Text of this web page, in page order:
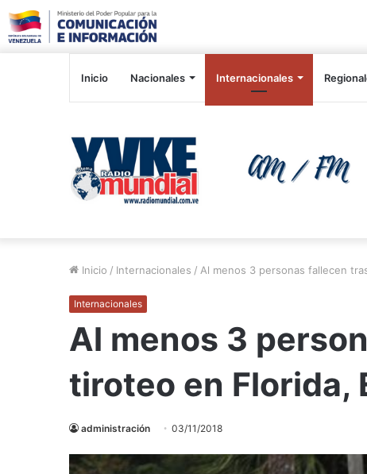
Inicio Nacionales Internacionales
Inicio / Internacionales / Al menos 3 personas fallecen
Internacionales
Al menos 3
tiroteo en Florida,
administración 03/11/2018